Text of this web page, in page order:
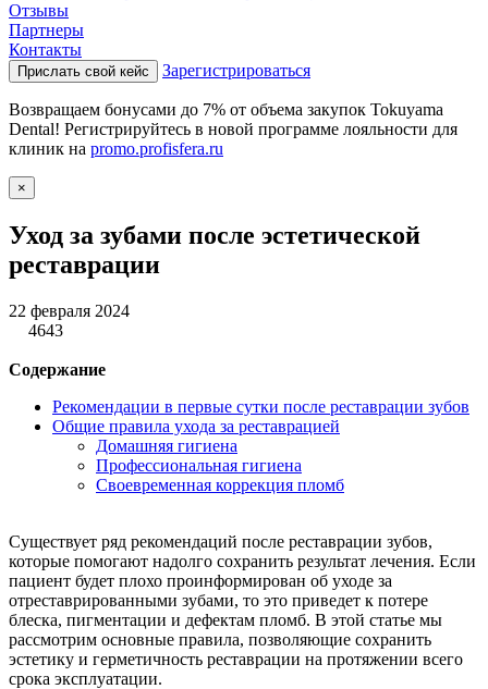
Отзывы
Партнеры
Контакты
Прислать свой кейс Зарегистрироваться
Возвращаем бонусами до 7% от объема закупок Tokuyama
Dental! Регистрируйтесь в новой программе лояльности для
клиник на promo.profisfera.ru
×
Уход за зубами после эстетической
реставрации
22 февраля 2024
4643
Содержание
Рекомендации в первые сутки после реставрации зубов
Общие правила ухода за реставрацией
Домашняя гигиена
Профессиональная гигиена
Своевременная коррекция пломб
Существует ряд рекомендаций после реставрации зубов,
которые помогают надолго сохранить результат лечения. Если
пациент будет плохо проинформирован об уходе за
отреставрированными зубами, то это приведет к потере
блеска, пигментации и дефектам пломб. В этой статье мы
рассмотрим основные правила, позволяющие сохранить
эстетику и герметичность реставрации на протяжении всего
срока эксплуатации.